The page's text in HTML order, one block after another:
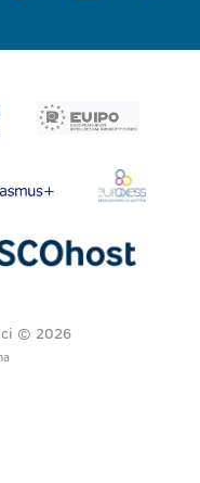
© 2026